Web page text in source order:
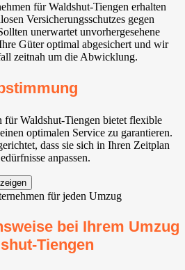
für Waldshut-Tiengen erhalten
Versicherungsschutzes gegen
unerwartet unvorhergesehene
Güter optimal abgesichert und wir
zeitnah um die Abwicklung.
für Waldshut-Tiengen bietet flexible
optimalen Service zu garantieren.
dass sie sich in Ihren Zeitplan
anpassen.
bei Ihrem Umzug
Tiengen